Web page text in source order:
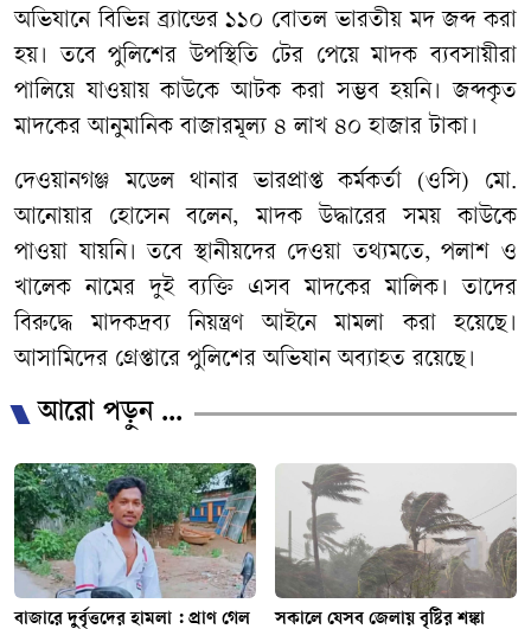
অভিযানে বিভিন্ন ব্র্যান্ডের ১১০ বোতল ভারতীয় মদ জব্দ করা
হয়। তবে পুলিশের উপস্থিতি টের পেয়ে মাদক ব্যবসায়ীরা
পালিয়ে যাওয়ায় কাউকে আটক করা সম্ভব হয়নি। জব্দকৃত
মাদকের আনুমানিক বাজারমূল্য ৪ লাখ ৪০ হাজার টাকা।
দেওয়ানগঞ্জ মডেল থানার ভারপ্রাপ্ত কর্মকর্তা (ওসি) মো.
আনোয়ার হোসেন বলেন, মাদক উদ্ধারের সময় কাউকে
পাওয়া যায়নি। তবে স্থানীয়দের দেওয়া তথ্যমতে, পলাশ ও
খালেক নামের দুই ব্যক্তি এসব মাদকের মালিক। তাদের
বিরুদ্ধে মাদকদ্রব্য নিয়ন্ত্রণ আইনে মামলা করা হয়েছে।
আসামিদের গ্রেপ্তারে পুলিশের অভিযান অব্যাহত রয়েছে।
আরো পড়ুন ...
বাজারে দুর্বৃত্তদের হামলা : প্রাণ গেল
সকালে যেসব জেলায় বৃষ্টির শঙ্কা